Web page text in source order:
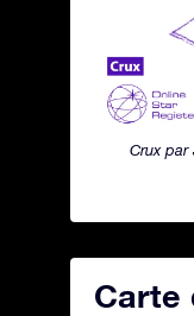
Crux par
Carte